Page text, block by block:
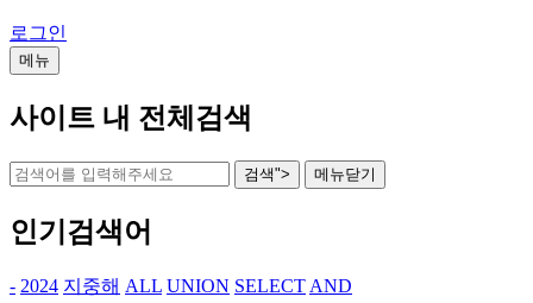
로그인
메뉴
사이트 내 전체검색
검색"> 메뉴닫기
인기검색어
- 2024 지중해 ALL UNION SELECT AND